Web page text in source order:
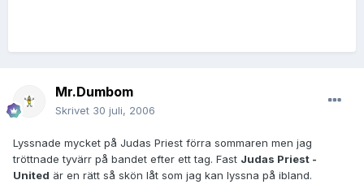
Mr.Dumbom
Skrivet 30 juli, 2006
Lyssnade mycket på Judas Priest förra sommaren men jag
tröttnade tyvärr på bandet efter ett tag. Fast Judas Priest -
United är en rätt så skön låt som jag kan lyssna på ibland.